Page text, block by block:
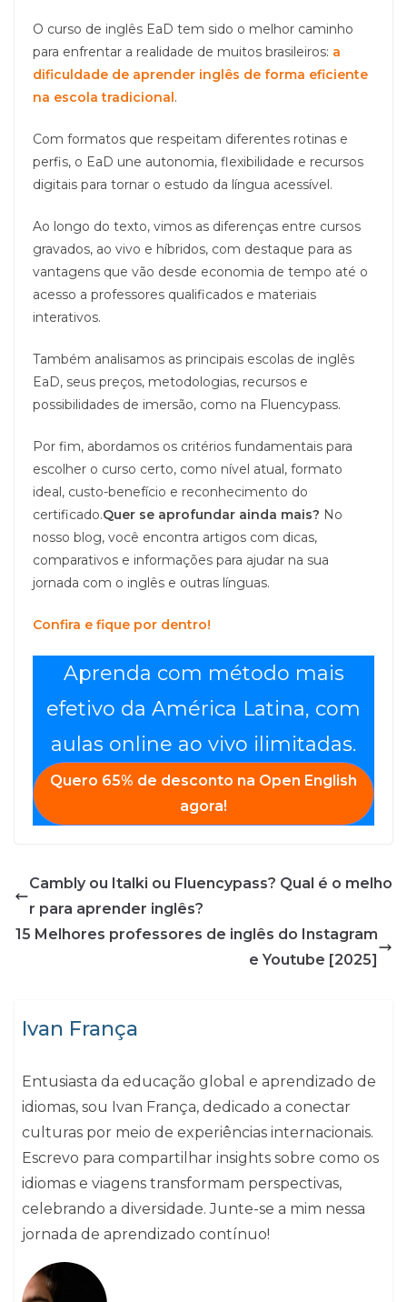
O curso de inglês EaD tem sido o melhor caminho
para enfrentar a realidade de muitos brasileiros: a
dificuldade de aprender inglês de forma eficiente
na escola tradicional.
Com formatos que respeitam diferentes rotinas e
perfis, o EaD une autonomia, flexibilidade e recursos
digitais para tornar o estudo da língua acessível.
Ao longo do texto, vimos as diferenças entre cursos
gravados, ao vivo e híbridos, com destaque para as
vantagens que vão desde economia de tempo até o
acesso a professores qualificados e materiais
interativos.
Também analisamos as principais escolas de inglês
EaD, seus preços, metodologias, recursos e
possibilidades de imersão, como na Fluencypass.
Por fim, abordamos os critérios fundamentais para
escolher o curso certo, como nível atual, formato
ideal, custo-benefício e reconhecimento do
certificado.Quer se aprofundar ainda mais? No
nosso blog, você encontra artigos com dicas,
comparativos e informações para ajudar na sua
jornada com o inglês e outras línguas.
Confira e fique por dentro!
Aprenda com método mais
efetivo da América Latina, com
aulas online ao vivo ilimitadas.
Quero 65% de desconto na Open English
agora!
Cambly ou Italki ou Fluencypass? Qual é o melho
r para aprender inglês?
15 Melhores professores de inglês do Instagram
e Youtube [2025]
Ivan França
Entusiasta da educação global e aprendizado de
idiomas, sou Ivan França, dedicado a conectar
culturas por meio de experiências internacionais.
Escrevo para compartilhar insights sobre como os
idiomas e viagens transformam perspectivas,
celebrando a diversidade. Junte-se a mim nessa
jornada de aprendizado contínuo!